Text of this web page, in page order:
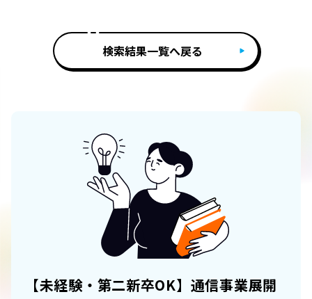
検索結果一覧へ戻る
【未経験・第二新卒OK】通信事業展開